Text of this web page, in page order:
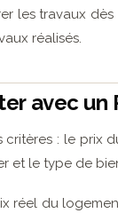
les travaux
réalisés.
avec un
: le prix
et le type de
réel du